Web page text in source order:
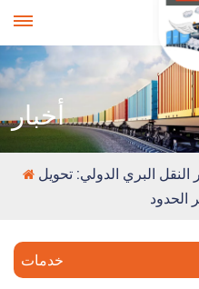
أخبار
النقل البري الدولي: تحويل
الحدود
خدمات